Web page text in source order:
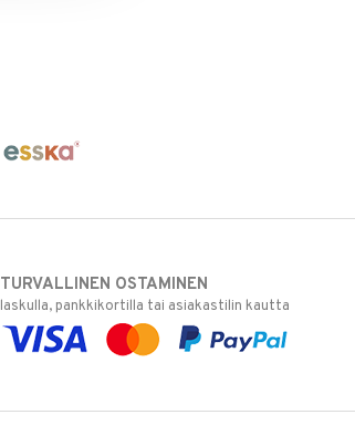
TURVALLINEN OSTAMINEN
laskulla, pankkikortilla tai asiakastilin kautta